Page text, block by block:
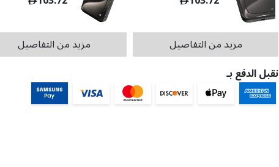
مزيد من التفاصيل
iPhone 16 Series -
مزيد من التفاصيل
نقبل الدفع بـ